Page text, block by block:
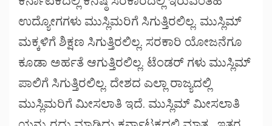
ಉದ್ಯೋಗಗಳು ಮುಸ್ಲಿಮರಿಗೆ ಸಿಗುತ್ತಿರಲಿಲ್ಲ. ಮುಸ್ಲಿಮ್
ಮಕ್ಕಳಿಗೆ ಶಿಕ್ಷಣ ಸಿಗುತ್ತಿರಲಿಲ್ಲ. ಸರಕಾರಿ ಯೋಜನೆಗೂ
ಕೂಡಾ ಅರ್ಹತೆ ಆಗುತ್ತಿರಲಿಲ್ಲ. ಟೆಂಡರ್ ಗಳು ಮುಸ್ಲಿಮ್
ಪಾಲಿಗೆ ಸಿಗುತ್ತಿರಲಿಲ್ಲ. ದೇಶದ ಎಲ್ಲಾ ರಾಜ್ಯದಲ್ಲಿ
ಮುಸ್ಲಿಮರಿಗೆ ಮೀಸಲಾತಿ ಇದೆ. ಮುಸ್ಲಿಮ್ ಮೀಸಲಾತಿ